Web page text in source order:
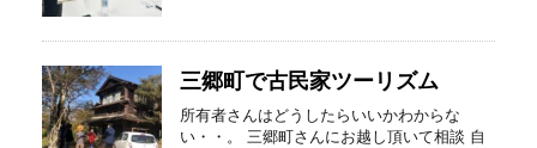
三郷町で古民家ツーリズム
所有者さんはどうしたらいいかわからな
い・・。 三郷町さんにお越し頂いて相談 自